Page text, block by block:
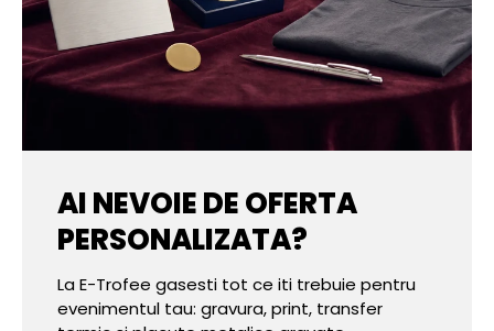
AI NEVOIE DE OFERTA
PERSONALIZATA?
La E-Trofee gasesti tot ce iti trebuie pentru
evenimentul tau: gravura, print, transfer